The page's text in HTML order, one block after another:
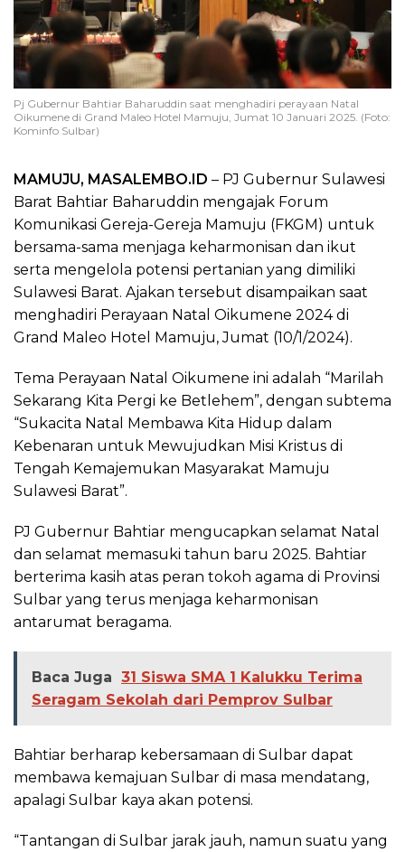
Pj Gubernur Bahtiar Baharuddin saat menghadiri perayaan Natal
Oikumene di Grand Maleo Hotel Mamuju, Jumat 10 Januari 2025. (Foto:
Kominfo Sulbar)
MAMUJU, MASALEMBO.ID – PJ Gubernur Sulawesi
Barat Bahtiar Baharuddin mengajak Forum
Komunikasi Gereja-Gereja Mamuju (FKGM) untuk
bersama-sama menjaga keharmonisan dan ikut
serta mengelola potensi pertanian yang dimiliki
Sulawesi Barat. Ajakan tersebut disampaikan saat
menghadiri Perayaan Natal Oikumene 2024 di
Grand Maleo Hotel Mamuju, Jumat (10/1/2024).
Tema Perayaan Natal Oikumene ini adalah “Marilah
Sekarang Kita Pergi ke Betlehem”, dengan subtema
“Sukacita Natal Membawa Kita Hidup dalam
Kebenaran untuk Mewujudkan Misi Kristus di
Tengah Kemajemukan Masyarakat Mamuju
Sulawesi Barat”.
PJ Gubernur Bahtiar mengucapkan selamat Natal
dan selamat memasuki tahun baru 2025. Bahtiar
berterima kasih atas peran tokoh agama di Provinsi
Sulbar yang terus menjaga keharmonisan
antarumat beragama.
Baca Juga 31 Siswa SMA 1 Kalukku Terima
Seragam Sekolah dari Pemprov Sulbar
Bahtiar berharap kebersamaan di Sulbar dapat
membawa kemajuan Sulbar di masa mendatang,
apalagi Sulbar kaya akan potensi.
“Tantangan di Sulbar jarak jauh, namun suatu yang